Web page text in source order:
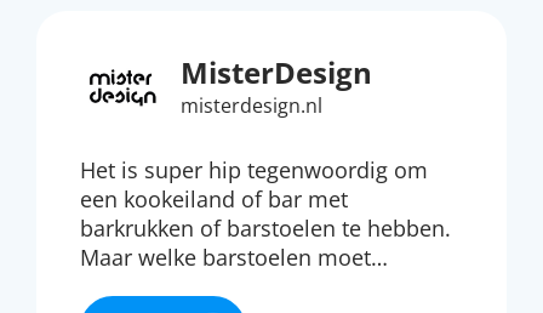
MisterDesign
misterdesign.nl
Het is super hip tegenwoordig om
een kookeiland of bar met
barkrukken of barstoelen te hebben.
Maar welke barstoelen moet…